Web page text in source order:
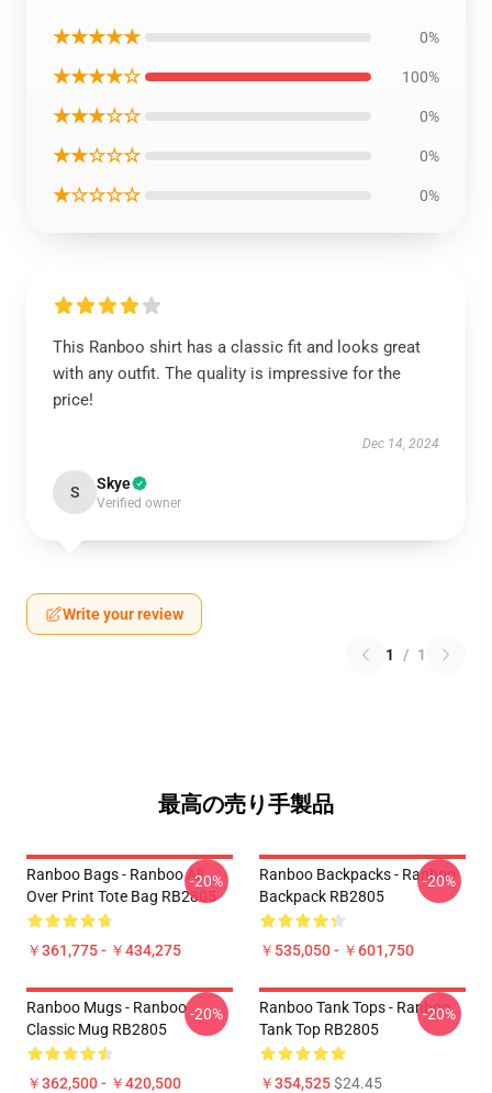
★★★★★ 0%
★★★★☆ 100%
★★★☆☆ 0%
★★☆☆☆ 0%
★☆☆☆☆ 0%
This Ranboo shirt has a classic fit and looks great
with any outfit. The quality is impressive for the
price!
Dec 14, 2024
S Skye
Verified owner
Write your review
1 / 1
最高の売り手製品
Ranboo Bags - Ranboo All
Over Print Tote Bag RB2805
￥361,775 - ￥434,275
-20%
Ranboo Backpacks - Ranboo
Backpack RB2805
￥535,050 - ￥601,750
-20%
Ranboo Mugs - Ranboo
Classic Mug RB2805
￥362,500 - ￥420,500
-20%
Ranboo Tank Tops - Ranboo
Tank Top RB2805
￥354,525$24.45
-20%